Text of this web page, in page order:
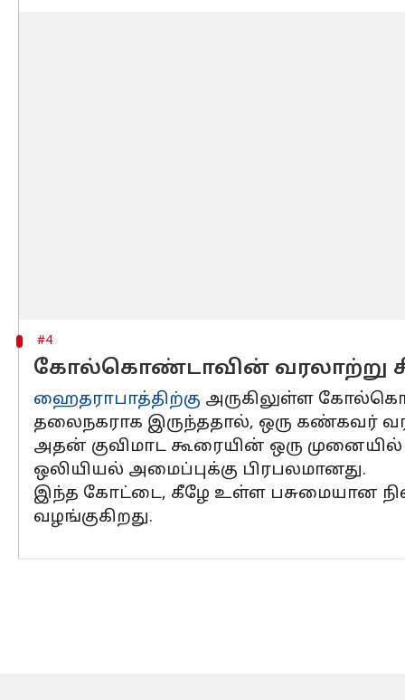
#4
கோல்கொண்டாவின் வரலாற்று
ஹைதராபாத்திற்கு அருகிலுள்ள
தலைநகராக இருந்ததால், ஒரு கண்கவர்
அதன் குவிமாட கூரையின் ஒரு
ஒலியியல் அமைப்புக்கு பிரபலமானது.
இந்த கோட்டை, கீழே உள்ள பசுமையான
வழங்குகிறது.